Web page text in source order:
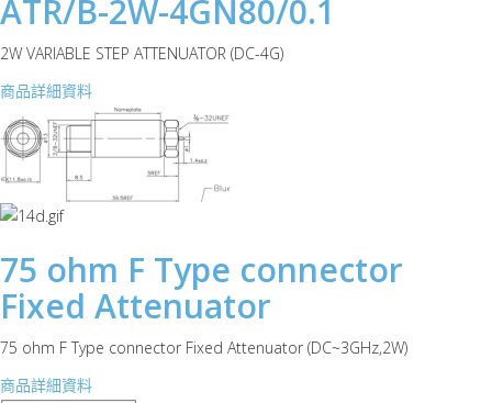
ATR/B-2W-4GN80/0.1
2W VARIABLE STEP ATTENUATOR (DC-4G)
商品詳細資料
75 ohm F Type connector
Fixed Attenuator
75 ohm F Type connector Fixed Attenuator (DC~3GHz,2W)
商品詳細資料